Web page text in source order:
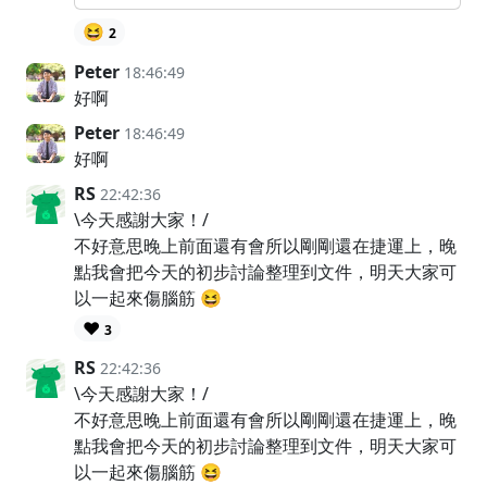
😆 2
Peter 18:46:49
好啊
Peter 18:46:49
好啊
RS 22:42:36
\今天感謝大家！/
不好意思晚上前面還有會所以剛剛還在捷運上，晚
點我會把今天的初步討論整理到文件，明天大家可
以一起來傷腦筋 😆
❤️ 3
RS 22:42:36
\今天感謝大家！/
不好意思晚上前面還有會所以剛剛還在捷運上，晚
點我會把今天的初步討論整理到文件，明天大家可
以一起來傷腦筋 😆